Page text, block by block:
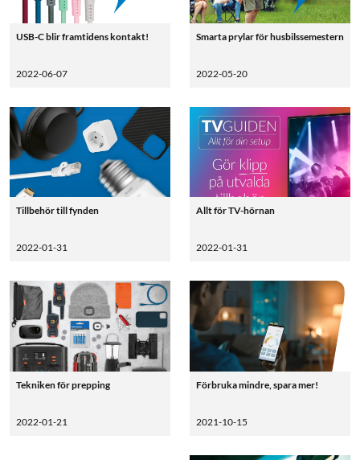
USB-C blir framtidens kontakt!
2022-06-07
Smarta prylar för husbilssemestern
2022-05-20
Tillbehör till fynden
2022-01-31
Allt för TV-hörnan
2022-01-31
Tekniken för prepping
2022-01-21
Förbruka mindre, spara mer!
2021-10-15